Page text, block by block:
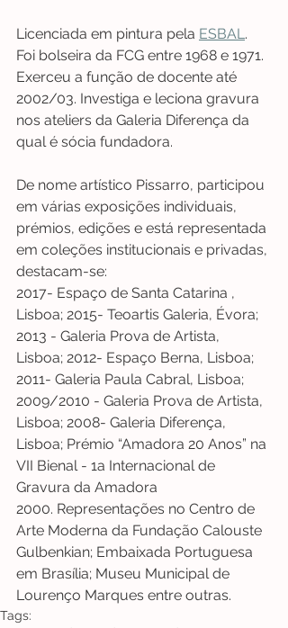
Licenciada em pintura pela ESBAL .
Foi bolseira da FCG entre 1968 e 1971.
Exerceu a função de docente até
2002/03. Investiga e leciona gravura
nos ateliers da Galeria Diferença da
qual é sócia fundadora.
De nome artístico Pissarro, participou
em várias exposições individuais,
prémios, edições e está representada
em coleções institucionais e privadas,
destacam-se:
2017- Espaço de Santa Catarina ,
Lisboa; 2015- Teoartis Galeria, Évora;
2013 - Galeria Prova de Artista,
Lisboa; 2012- Espaço Berna, Lisboa;
2011- Galeria Paula Cabral, Lisboa;
2009/2010 - Galeria Prova de Artista,
Lisboa; 2008- Galeria Diferença,
Lisboa; Prémio “Amadora 20 Anos” na
VII Bienal - 1a Internacional de
Gravura da Amadora
2000. Representações no Centro de
Arte Moderna da Fundação Calouste
Gulbenkian; Embaixada Portuguesa
em Brasília; Museu Municipal de
Lourenço Marques entre outras.
Tags: